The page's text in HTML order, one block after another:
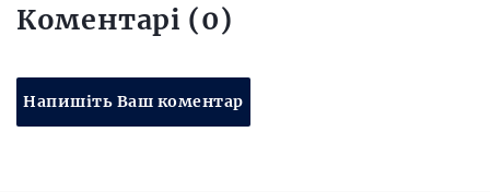
Коментарі (0)
Напишіть Ваш коментар